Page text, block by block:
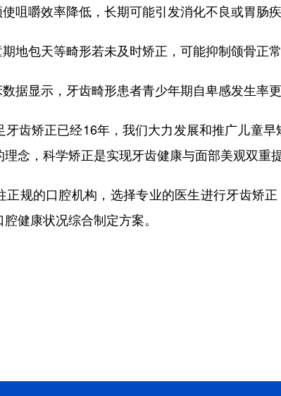
嚼效率降低，长期可能引发消化不良或胃肠疾
包天等畸形若未及时矫正，可能抑制颌骨正常
显示，牙齿畸形患者青少年期自卑感发生率更
矫正已经16年，我们大力发展和推广儿童早
念，科学矫正是实现牙齿健康与面部美观双重
的口腔机构，选择专业的医生进行牙齿矫正
健康状况综合制定方案。